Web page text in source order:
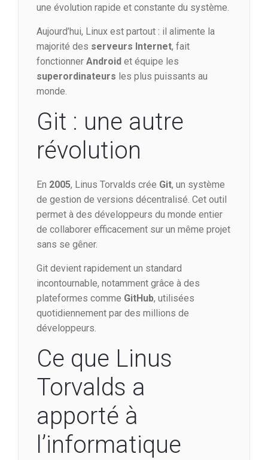
une évolution rapide et constante du système.
Aujourd’hui, Linux est partout : il alimente la
majorité des serveurs Internet, fait
fonctionner Android et équipe les
superordinateurs les plus puissants au
monde.
Git : une autre
révolution
En 2005, Linus Torvalds crée Git, un système
de gestion de versions décentralisé. Cet outil
permet à des développeurs du monde entier
de collaborer efficacement sur un même projet
sans se gêner.
Git devient rapidement un standard
incontournable, notamment grâce à des
plateformes comme GitHub, utilisées
quotidiennement par des millions de
développeurs.
Ce que Linus
Torvalds a
apporté à
l’informatique